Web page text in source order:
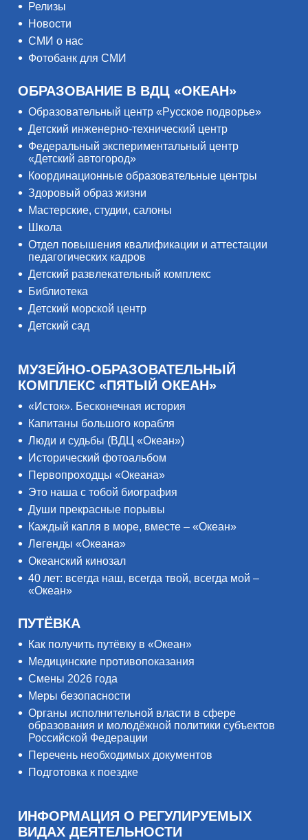
Релизы
Новости
СМИ о нас
Фотобанк для СМИ
ОБРАЗОВАНИЕ В ВДЦ «ОКЕАН»
Образовательный центр «Русское подворье»
Детский инженерно-технический центр
Федеральный экспериментальный центр
«Детский автогород»
Координационные образовательные центры
Здоровый образ жизни
Мастерские, студии, салоны
Школа
Отдел повышения квалификации и аттестации
педагогических кадров
Детский развлекательный комплекс
Библиотека
Детский морской центр
Детский сад
МУЗЕЙНО-ОБРАЗОВАТЕЛЬНЫЙ
КОМПЛЕКС «ПЯТЫЙ ОКЕАН»
«Исток». Бесконечная история
Капитаны большого корабля
Люди и судьбы (ВДЦ «Океан»)
Исторический фотоальбом
Первопроходцы «Океана»
Это наша с тобой биография
Души прекрасные порывы
Каждый капля в море, вместе – «Океан»
Легенды «Океана»
Океанский кинозал
40 лет: всегда наш, всегда твой, всегда мой –
«Океан»
ПУТЁВКА
Как получить путёвку в «Океан»
Медицинские противопоказания
Смены 2026 года
Меры безопасности
Органы исполнительной власти в сфере
образования и молодёжной политики субъектов
Российской Федерации
Перечень необходимых документов
Подготовка к поездке
ИНФОРМАЦИЯ О РЕГУЛИРУЕМЫХ
ВИДАХ ДЕЯТЕЛЬНОСТИ